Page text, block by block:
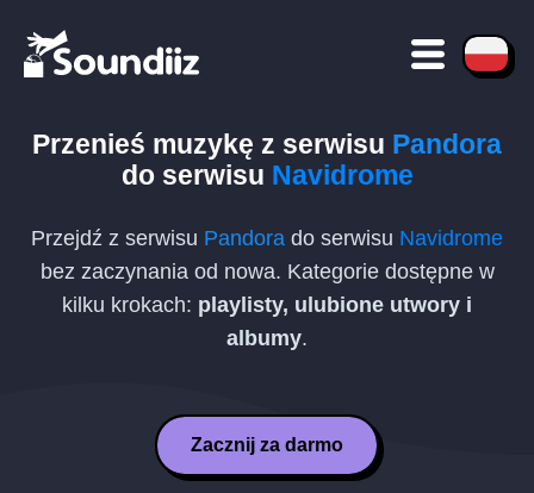
Przenieś muzykę z serwisu Pandora
do serwisu Navidrome
Przejdź z serwisu Pandora do serwisu Navidrome
bez zaczynania od nowa. Kategorie dostępne w
kilku krokach: playlisty, ulubione utwory i
albumy.
Zacznij za darmo